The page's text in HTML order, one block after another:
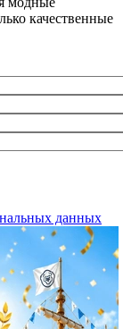
качественные
данных